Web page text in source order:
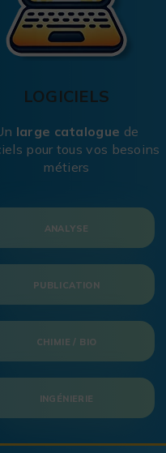
LOGICIELS
large catalogue de
pour tous vos besoins
métiers
ANALYSE
PUBLICATION
CHIMIE / BIO
INGÉNIERIE